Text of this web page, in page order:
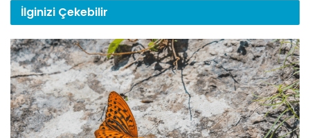
İlginizi Çekebilir